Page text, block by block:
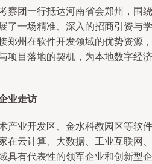
察团一行抵达河南省会郑州，围绕
了一场精准、深入的招商引资与学
郑州在软件开发领域的优势资源，
项目落地的契机，为本地数字经济
业走访
产业开发区、金水科教园区等软件
在云计算、大数据、工业互联网、
具有代表性的领军企业和创新型企